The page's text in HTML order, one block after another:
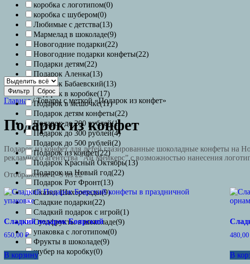
коробка с логотипом(0)
коробка с шубером(0)
Любимые с детства(13)
Мармелад в шоколаде(9)
Новогодние подарки(22)
Новогодние подарки конфеты(22)
Подарки детям(22)
Подарок Аленка(13)
Подарок Бабаевский(13)
Подарок в коробке(17)
Подарок в мешочке(11)
Подарок детям конфеты(22)
Подарок до 200 рублей(1)
Подарок до 300 рублей(4)
Подарок до 500 рублей(2)
Подарок из конфет(22)
Подарок Красный Октябрь(13)
Подарок на Новый год(22)
Подарок Рот Фронт(13)
Сказки Шахерезады(9)
Сладкие подарки(22)
Сладкий подарок с игрой(1)
Сухофрукты в шоколаде(9)
упаковка с логотипом(0)
Фрукты в шоколаде(9)
шубер на коробку(0)
Фильтр Сброс
Главная/ Товары с меткой «Подарок из конфет»
Подарок из конфет
Подарок из конфет для детей глазированные шоколадные конфеты на
рекламного агентства “Ай Мейкерс” с возможностью нанесения
Отображение 1–9 из 22
Сладкий подарок Боярский
650,00 ₽
В корзину
480,00
В